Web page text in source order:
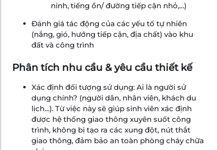
ninh, tiếng ồn/ đường tiếp cận nhỏ,…)
Đánh giá tác động của các yếu tố tự nhiên
(nắng, gió, hướng tiếp cận, địa chất) vào khu
đất và công trình
Phân tích nhu cầu & yêu cầu thiết kế
Xác định đối tượng sử dụng: Ai là người sử
dụng chính? (người dân, nhân viên, khách du
lịch…). Từ việc này sẽ giúp sinh viên xác định
được hệ thống giao thông xuyên suốt công
trình, không bị tạo ra các xung đột, nút thắt
giao thông, đảm bảo an toàn phòng cháy chữa